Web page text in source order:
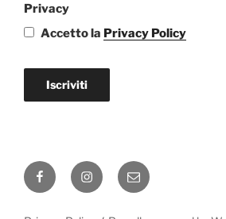
Privacy
Accetto la Privacy Policy
Iscriviti
FacebookInstagramEmail